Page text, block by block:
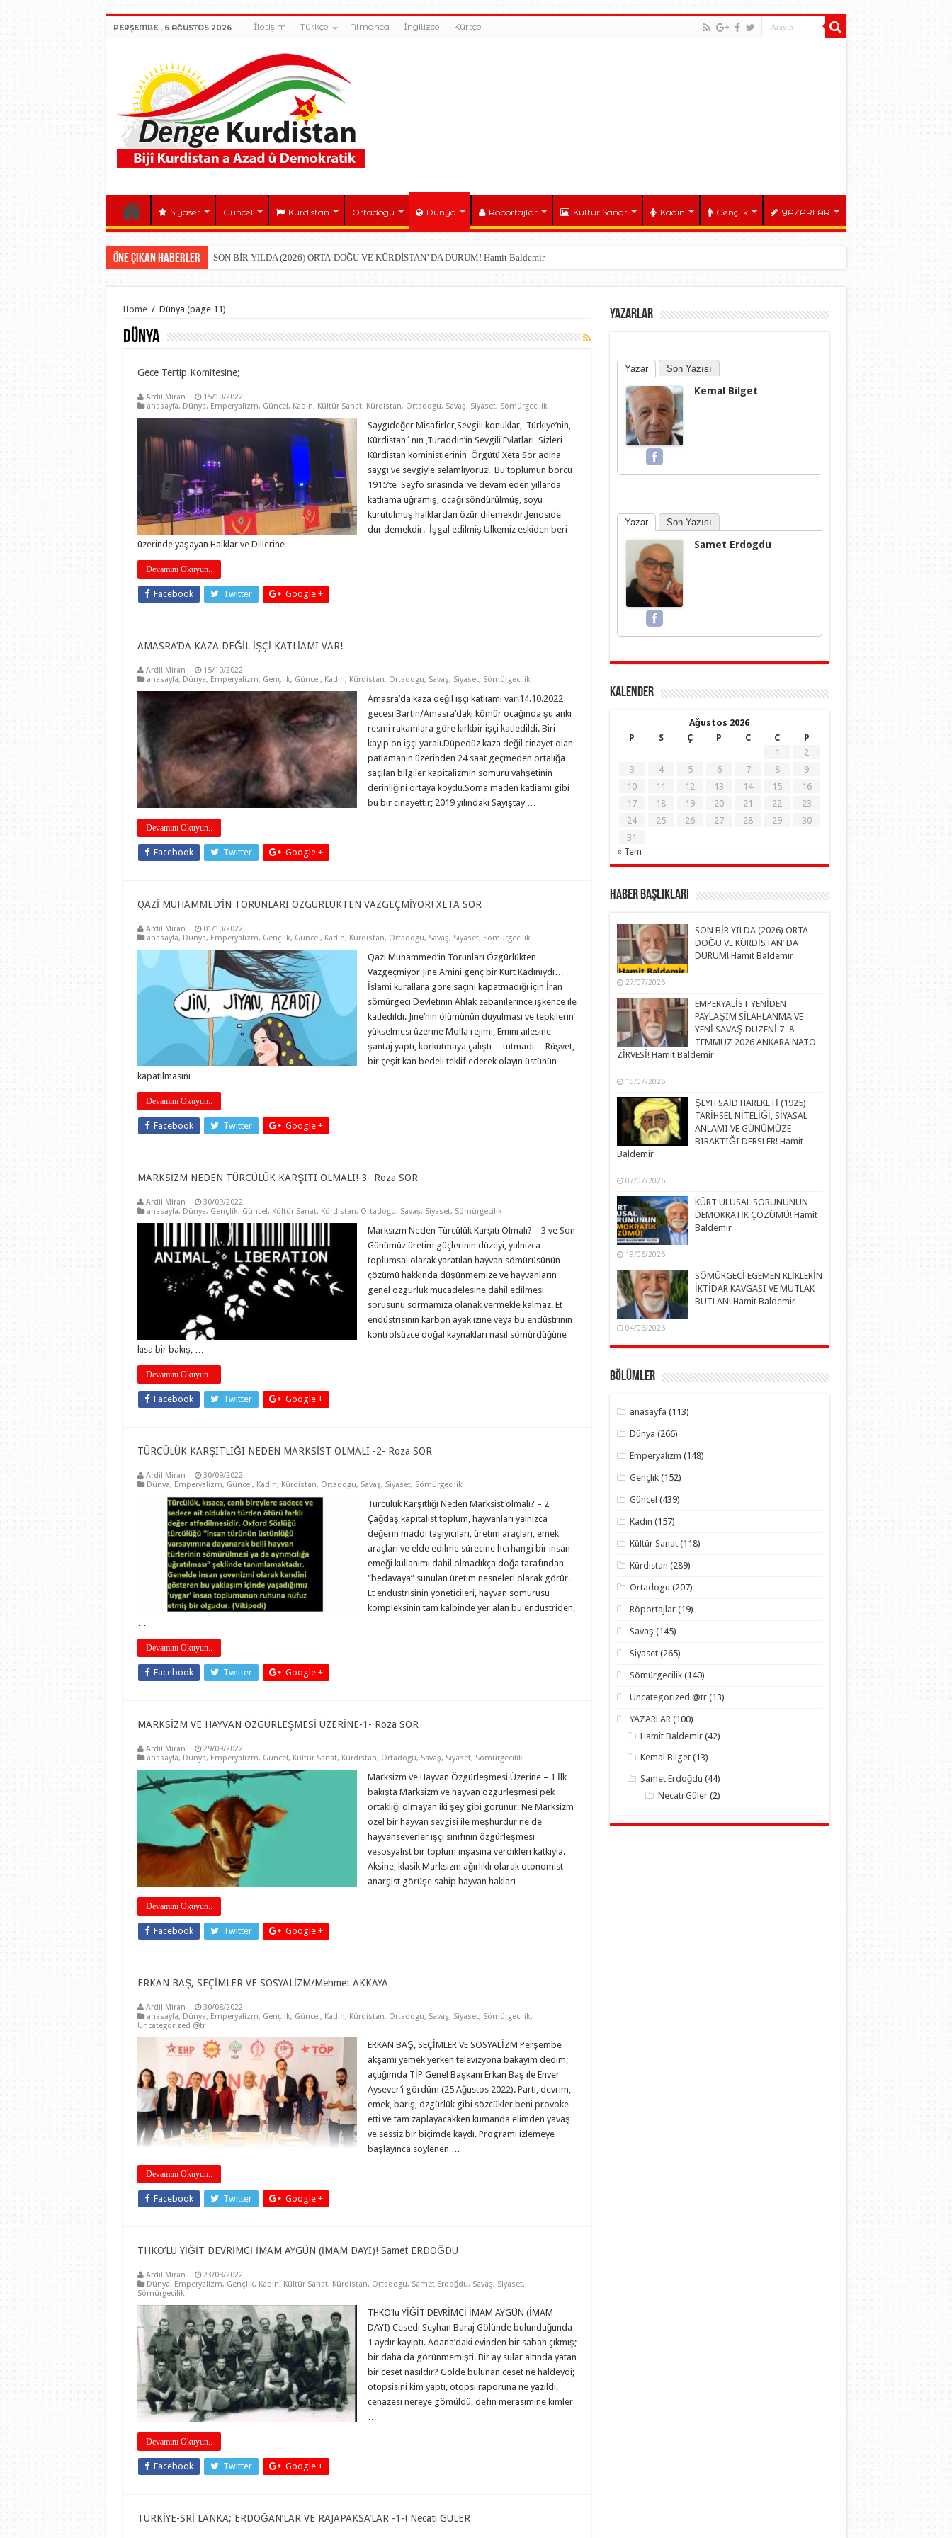
PERŞEMBE , 6 AĞUSTOS 2026 İletişim Türkçe Almanca İngilizce Kürtçe
Siyaset Güncel Kürdistan Ortadogu Dünya Röportajlar Kültür Sanat Kadın Gençlik YAZARLAR
Öne çıkan Haberler SON BİR YILDA (2026) ORTA-DOĞU VE KÜRDİSTAN’ DA DURUM! Hamit Baldemir
Home / Dünya (page 11)
Dünya
Gece Tertip Komitesine;
Ardil Miran
15/10/2022
anasayfa, Dünya, Emperyalizm, Güncel, Kadın, Kültür Sanat, Kürdistan, Ortadogu, Savaş, Siyaset, Sömürgecilik
Saygıdeğer Misafirler,Sevgili konuklar, Türkiye’nin,
Kürdistan´nın ,Turaddin’in Sevgili Evlatları Sizleri
Kürdistan koministlerinin Örgütü Xeta Sor adına
saygı ve sevgiyle selamlıyoruz! Bu toplumun borcu
1915’te Seyfo sırasında ve devam eden yıllarda
katliama uğramış, ocağı söndürülmüş, soyu
kurutulmuş halklardan özür dilemekdir.Jenoside
dur demekdir. İşgal edilmiş Ülkemiz eskiden beri
üzerinde yaşayan Halklar ve Dillerine …
Devamını Okuyun..
Facebook Twitter Google +
AMASRA’DA KAZA DEĞİL İŞÇİ KATLİAMI VAR!
Ardil Miran
15/10/2022
anasayfa, Dünya, Emperyalizm, Gençlik, Güncel, Kadın, Kürdistan, Ortadogu, Savaş, Siyaset, Sömürgecilik
Amasra’da kaza değil işçi katliamı var!14.10.2022
gecesi Bartın/Amasra’daki kömür ocağında şu anki
resmi rakamlara göre kırkbir işçi katledildi. Biri
kayıp on işçi yaralı.Düpedüz kaza değil cinayet olan
patlamanın üzerinden 24 saat geçmeden ortalığa
saçılan bilgiler kapitalizmin sömürü vahşetinin
derinliğini ortaya koydu.Soma maden katliamı gibi
bu bir cinayettir; 2019 yılındaki Sayıştay …
Devamını Okuyun..
Facebook Twitter Google +
QAZİ MUHAMMED’İN TORUNLARI ÖZGÜRLÜKTEN VAZGEÇMİYOR! XETA SOR
Ardil Miran
01/10/2022
anasayfa, Dünya, Emperyalizm, Gençlik, Güncel, Kadın, Kürdistan, Ortadogu, Savaş, Siyaset, Sömürgecilik
Qazi Muhammed’in Torunları Özgürlükten
Vazgeçmiyor Jine Amini genç bir Kürt Kadınıydı…
İslami kurallara göre saçını kapatmadığı için İran
sömürgeci Devletinin Ahlak zebanilerince işkence ile
katledildi. Jine’nin ölümünün duyulması ve tepkilerin
yükselmesi üzerine Molla rejimi, Emini ailesine
şantaj yaptı, korkutmaya çalıştı… tutmadı… Rüşvet,
bir çeşit kan bedeli teklif ederek olayın üstünün
kapatılmasını …
Devamını Okuyun..
Facebook Twitter Google +
MARKSİZM NEDEN TÜRCÜLÜK KARŞITI OLMALI!-3- Roza SOR
Ardil Miran
30/09/2022
anasayfa, Dünya, Gençlik, Güncel, Kültür Sanat, Kürdistan, Ortadogu, Savaş, Siyaset, Sömürgecilik
Marksizm Neden Türcülük Karşıtı Olmalı? – 3 ve Son
Günümüz üretim güçlerinin düzeyi, yalnızca
toplumsal olarak yaratılan hayvan sömürüsünün
çözümü hakkında düşünmemize ve hayvanların
genel özgürlük mücadelesine dahil edilmesi
sorusunu sormamıza olanak vermekle kalmaz. Et
endüstrisinin karbon ayak izine veya bu endüstrinin
kontrolsüzce doğal kaynakları nasıl sömürdüğüne
kısa bir bakış, …
Devamını Okuyun..
Facebook Twitter Google +
TÜRCÜLÜK KARŞITLIĞI NEDEN MARKSİST OLMALI -2- Roza SOR
Ardil Miran
30/09/2022
Dünya, Emperyalizm, Güncel, Kadın, Kürdistan, Ortadogu, Savaş, Siyaset, Sömürgecilik
Türcülük Karşıtlığı Neden Marksist olmalı? – 2
Çağdaş kapitalist toplum, hayvanları yalnızca
değerin maddi taşıyıcıları, üretim araçları, emek
araçları ve elde edilme sürecine herhangi bir insan
emeği kullanımı dahil olmadıkça doğa tarafından
“bedavaya” sunulan üretim nesneleri olarak görür.
Et endüstrisinin yöneticileri, hayvan sömürüsü
kompleksinin tam kalbinde yer alan bu endüstriden,
Devamını Okuyun..
Facebook Twitter Google +
MARKSİZM VE HAYVAN ÖZGÜRLEŞMESİ ÜZERİNE-1- Roza SOR
Ardil Miran
29/09/2022
anasayfa, Dünya, Emperyalizm, Güncel, Kültür Sanat, Kürdistan, Ortadogu, Savaş, Siyaset, Sömürgecilik
Marksizm ve Hayvan Özgürleşmesi Üzerine – 1 İlk
bakışta Marksizm ve hayvan özgürleşmesi pek
ortaklığı olmayan iki şey gibi görünür. Ne Marksizm
özel bir hayvan sevgisi ile meşhurdur ne de
hayvanseverler işçi sınıfının özgürleşmesi
vesosyalist bir toplum inşasına verdikleri katkıyla.
Aksine, klasik Marksizm ağırlıklı olarak otonomist-
anarşist görüşe sahip hayvan hakları …
Devamını Okuyun..
Facebook Twitter Google +
ERKAN BAŞ, SEÇİMLER VE SOSYALİZM/Mehmet AKKAYA
Ardil Miran
30/08/2022
anasayfa, Dünya, Emperyalizm, Gençlik, Güncel, Kadın, Kürdistan, Ortadogu, Savaş, Siyaset, Sömürgecilik,
Uncategorized @tr
ERKAN BAŞ, SEÇİMLER VE SOSYALİZM Perşembe
akşamı yemek yerken televizyona bakayım dedim;
açtığımda TİP Genel Başkanı Erkan Baş ile Enver
Aysever’i gördüm (25 Ağustos 2022). Parti, devrim,
emek, barış, özgürlük gibi sözcükler beni provoke
etti ve tam zaplayacakken kumanda elimden yavaş
ve sessiz bir biçimde kaydı. Programı izlemeye
başlayınca söylenen …
Devamını Okuyun..
Facebook Twitter Google +
THKO’LU YİĞİT DEVRİMCİ İMAM AYGÜN (İMAM DAYI)! Samet ERDOĞDU
Ardil Miran
23/08/2022
Dünya, Emperyalizm, Gençlik, Kadın, Kültür Sanat, Kürdistan, Ortadogu, Samet Erdoğdu, Savaş, Siyaset,
Sömürgecilik
THKO’lu YİĞİT DEVRİMCİ İMAM AYGÜN (İMAM
DAYI) Cesedi Seyhan Baraj Gölünde bulunduğunda
1 aydır kayıptı. Adana’daki evinden bir sabah çıkmış;
bir daha da görünmemişti. Bir ay sular altında yatan
bir ceset nasıldır? Gölde bulunan ceset ne haldeydi;
otopsisini kim yaptı, otopsi raporuna ne yazıldı,
cenazesi nereye gömüldü, defin merasimine kimler
Devamını Okuyun..
Facebook Twitter Google +
TÜRKİYE-SRİ LANKA; ERDOĞAN’LAR VE RAJAPAKSA’LAR -1-! Necati GÜLER
YAZARLAR
Yazar Son Yazısı
Kemal Bilget
Yazar Son Yazısı
Samet Erdogdu
KALENDER
Ağustos 2026
P
S Ç P C C
P
1
2
3
4 5 6 7 8
9
10
11 12 13 14 15
16
17
18 19 20 21 22
23
24
25 26 27 28 29
30
31
« Tem
Haber Başlıkları
SON BİR YILDA (2026) ORTA-
DOĞU VE KÜRDİSTAN’ DA
DURUM! Hamit Baldemir
27/07/2026
EMPERYALİST YENİDEN
PAYLAŞIM SİLAHLANMA VE
YENİ SAVAŞ DÜZENİ 7–8
TEMMUZ 2026 ANKARA NATO
ZİRVESİ! Hamit Baldemir
15/07/2026
ŞEYH SAİD HAREKETİ (1925)
TARİHSEL NİTELİĞİ, SİYASAL
ANLAMI VE GÜNÜMÜZE
BIRAKTIĞI DERSLER! Hamit
Baldemir
07/07/2026
KÜRT ULUSAL SORUNUNUN
DEMOKRATİK ÇÖZÜMÜ! Hamit
Baldemir
19/06/2026
SÖMÜRGECİ EGEMEN KLİKLERİN
İKTİDAR KAVGASI VE MUTLAK
BUTLAN! Hamit Baldemir
04/06/2026
Bölümler
anasayfa (113)
Dünya (266)
Emperyalizm (148)
Gençlik (152)
Güncel (439)
Kadın (157)
Kültür Sanat (118)
Kürdistan (289)
Ortadogu (207)
Röportajlar (19)
Savaş (145)
Siyaset (265)
Sömürgecilik (140)
Uncategorized @tr (13)
YAZARLAR (100)
Hamit Baldemir (42)
Kemal Bilget (13)
Samet Erdoğdu (44)
Necati Güler (2)